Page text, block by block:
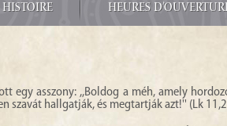
HEURES
egy asszony: ,,Boldog a méh, amely
szavát hallgatják, és megtartják azt!'' (Lk